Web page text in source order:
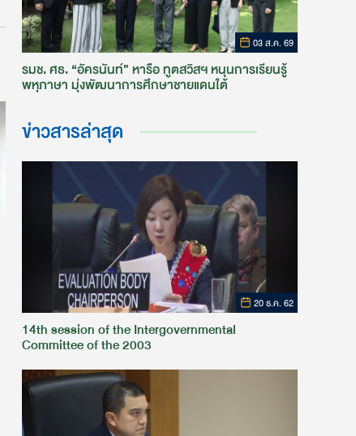
03 ส.ค. 69
รมช. ศธ. “อัครนันท์” หารือ ทูตสวิสฯ หนุนการเรียนรู้
พหุภาษา มุ่งพัฒนาการศึกษาชายแดนใต้
ข่าวสารล่าสุด
20 ธ.ค. 62
14th session of the Intergovernmental
Committee of the 2003